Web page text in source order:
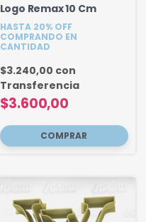
Logo Remax 10 Cm
HASTA 20% OFF
COMPRANDO EN
CANTIDAD
$3.600,00
$3.240,00 con
Transferencia